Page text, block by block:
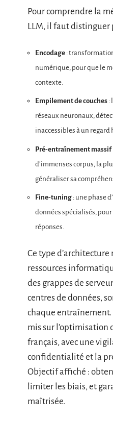
Pour comprendre la
LLM, il faut distinguer
Encodage :
numérique, pour que le
contexte.
Empilement de couches :
réseaux neuronaux,
inaccessibles à un regard
Pré-entraînement massif
d’immenses corpus, la
généraliser sa
Fine-tuning : une phase
données spécialisés,
réponses.
Ce type d’architecture
ressources
des grappes de
centres de données,
chaque entraînement.
mis sur l’optimisation
français, avec une
confidentialité et la
Objectif affiché :
limiter les biais, et
maîtrisée.